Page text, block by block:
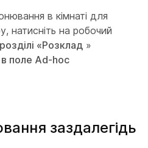
в кімнаті для
натисніть на робочий
розділі «Розклад »
в поле Ad-hoc
заздалегідь